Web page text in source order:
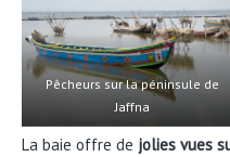
Pêcheurs sur la péninsule de
Jaffna
La baie offre de jolies vues